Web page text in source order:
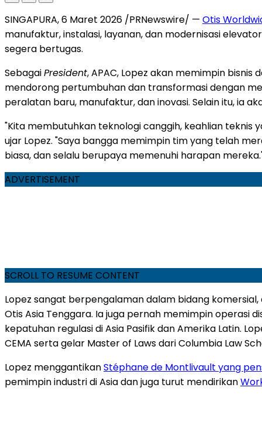
SINGAPURA,6 Maret 2026 /PRNewswire/ — Otis
manufaktur, instalasi, layanan, dan modernisasi
segera bertugas.
SebagaiPresident, APAC, Lopez akan memimpin bisnis
mendorong pertumbuhan dan transformasi dengan
peralatan baru, manufaktur, dan inovasi. Selain itu, ia
"Kita membutuhkan teknologi canggih, keahlian teknis
ujar Lopez. "Saya bangga memimpin tim yang telah
biasa, dan selalu berupaya memenuhi harapan
ADVERTISEMENT
SCROLL TO RESUME CONTENT
Lopez sangat berpengalaman dalam bidang
Otis Asia Tenggara. Ia juga pernah memimpin operasi
kepatuhan regulasi di Asia Pasifik dan Amerika Latin.
CEMA serta gelar Master of Laws dari Columbia Law
Lopez menggantikanStéphane de Montlivault yang
pemimpin industri di Asia dan juga turut mendirikan